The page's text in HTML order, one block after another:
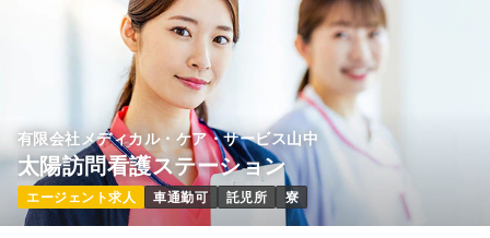
有限会社メディカル・ケア・サービス山中
太陽訪問看護ステーション
エージェント求人 車通勤可 託児所 寮